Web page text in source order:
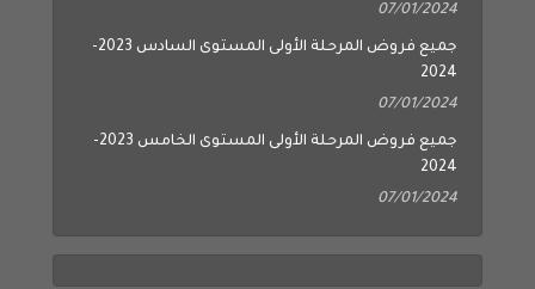
07/01/2024
جميع فروض المرحلة الأولى المستوى السادس 2023-
2024
07/01/2024
جميع فروض المرحلة الأولى المستوى الخامس 2023-
2024
07/01/2024